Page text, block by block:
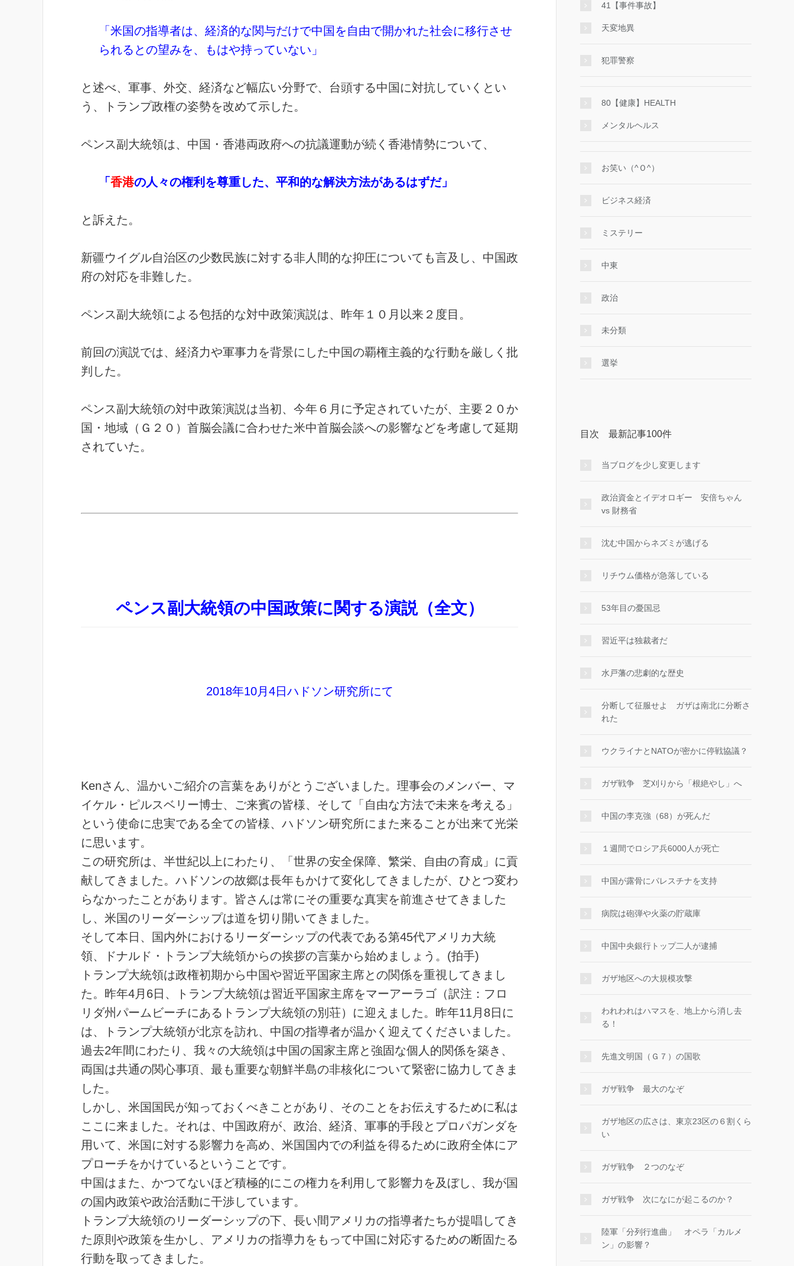
「米国の指導者は、経済的な関与だけで中国を自由で開かれた社会に移行させ
られるとの望みを、もはや持っていない」
と述べ、軍事、外交、経済など幅広い分野で、台頭する中国に対抗していくとい
う、トランプ政権の姿勢を改めて示した。
ペンス副大統領は、中国・香港両政府への抗議運動が続く香港情勢について、
「 香港の人々の権利を尊重した、平和的な解決方法があるはずだ」
と訴えた。
新疆ウイグル自治区の少数民族に対する非人間的な抑圧についても言及し、中国政
府の対応を非難した。
ペンス副大統領による包括的な対中政策演説は、昨年１０月以来２度目。
前回の演説では、経済力や軍事力を背景にした中国の覇権主義的な行動を厳しく批
判した。
ペンス副大統領の対中政策演説は当初、今年６月に予定されていたが、主要２０か
国・地域（Ｇ２０）首脳会議に合わせた米中首脳会談への影響などを考慮して延期
されていた。
ペンス副大統領の中国政策に関する演説（全文）
2018年10月4日ハドソン研究所にて
Kenさん、温かいご紹介の言葉をありがとうございました。理事会のメンバー、マ
イケル・ピルスベリー博士、ご来賓の皆様、そして「自由な方法で未来を考える」
という使命に忠実である全ての皆様、ハドソン研究所にまた来ることが出来て光栄
に思います。
この研究所は、半世紀以上にわたり、「世界の安全保障、繁栄、自由の育成」に貢
献してきました。ハドソンの故郷は長年もかけて変化してきましたが、ひとつ変わ
らなかったことがあります。皆さんは常にその重要な真実を前進させてきました
し、米国のリーダーシップは道を切り開いてきました。
そして本日、国内外におけるリーダーシップの代表である第45代アメリカ大統
領、ドナルド・トランプ大統領からの挨拶の言葉から始めましょう。(拍手)
トランプ大統領は政権初期から中国や習近平国家主席との関係を重視してきまし
た。昨年4月6日、トランプ大統領は習近平国家主席をマーアーラゴ（訳注：フロ
リダ州パームビーチにあるトランプ大統領の別荘）に迎えました。昨年11月8日に
は、トランプ大統領が北京を訪れ、中国の指導者が温かく迎えてくださいました。
過去2年間にわたり、我々の大統領は中国の国家主席と強固な個人的関係を築き、
両国は共通の関心事項、最も重要な朝鮮半島の非核化について緊密に協力してきま
した。
しかし、米国国民が知っておくべきことがあり、そのことをお伝えするために私は
ここに来ました。それは、中国政府が、政治、経済、軍事的手段とプロパガンダを
用いて、米国に対する影響力を高め、米国国内での利益を得るために政府全体にア
プローチをかけているということです。
中国はまた、かつてないほど積極的にこの権力を利用して影響力を及ぼし、我が国
の国内政策や政治活動に干渉しています。
トランプ大統領のリーダーシップの下、長い間アメリカの指導者たちが提唱してき
た原則や政策を生かし、アメリカの指導力をもって中国に対応するための断固たる
行動を取ってきました。
41【事件事故】
天変地異
犯罪警察
80【健康】HEALTH
メンタルヘルス
お笑い（^Ｏ^）
ビジネス経済
ミステリー
中東
政治
未分類
選挙
目次 最新記事100件
当ブログを少し変更します
政治資金とイデオロギー 安倍ちゃん
vs 財務省
沈む中国からネズミが逃げる
リチウム価格が急落している
53年目の憂国忌
習近平は独裁者だ
水戸藩の悲劇的な歴史
分断して征服せよ ガザは南北に分断さ
れた
ウクライナとNATOが密かに停戦協議？
ガザ戦争 芝刈りから「根絶やし」へ
中国の李克強（68）が死んだ
１週間でロシア兵6000人が死亡
中国が露骨にパレスチナを支持
病院は砲弾や火薬の貯蔵庫
中国中央銀行トップ二人が逮捕
ガザ地区への大規模攻撃
われわれはハマスを、地上から消し去
る！
先進文明国（Ｇ７）の国歌
ガザ戦争 最大のなぞ
ガザ地区の広さは、東京23区の６割くら
い
ガザ戦争 ２つのなぞ
ガザ戦争 次になにが起こるのか？
陸軍「分列行進曲」 オペラ「カルメ
ン」の影響？